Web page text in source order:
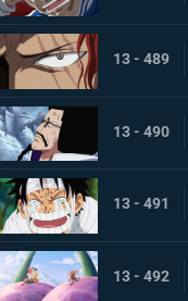
13 - 489
13 - 490
13 - 491
13 - 492